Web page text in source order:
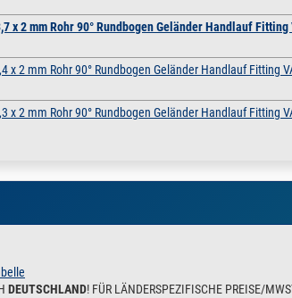
x 2 mm Rohr 90° Rundbogen Geländer Handlauf Fitting
x 2 mm Rohr 90° Rundbogen Geländer Handlauf Fitting
x 2 mm Rohr 90° Rundbogen Geländer Handlauf Fitting
DEUTSCHLAND! FÜR LÄNDERSPEZIFISCHE PREISE/